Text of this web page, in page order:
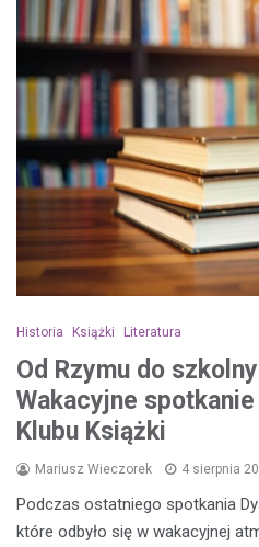
Historia Książki Literatura
Od Rzymu do
Wakacyjne
Klubu Książki
Mariusz Wieczorek 4 sierpnia
Podczas ostatniego spotkania
które odbyło się w wakacyjnej